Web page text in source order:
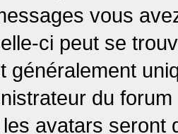
vous
ci peut se
généralement
du
avatars seront